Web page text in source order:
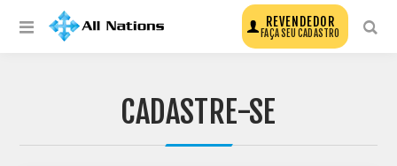
REVENDEDOR
FAÇA SEU CADASTRO
CADASTRE-SE